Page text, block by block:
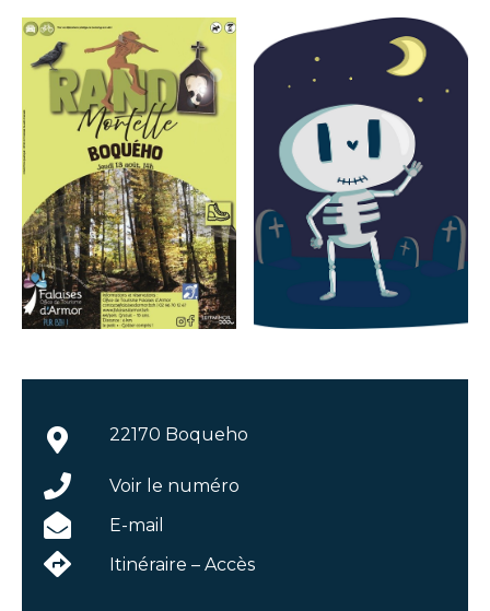
22170 Boqueho
Voir le numéro
E-mail
Itinéraire – Accès